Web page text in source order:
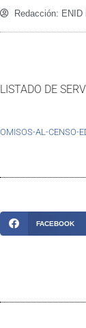
Redacción: ENID
LISTADO DE
OMISOS-AL-CENSO-
FACEBOOK